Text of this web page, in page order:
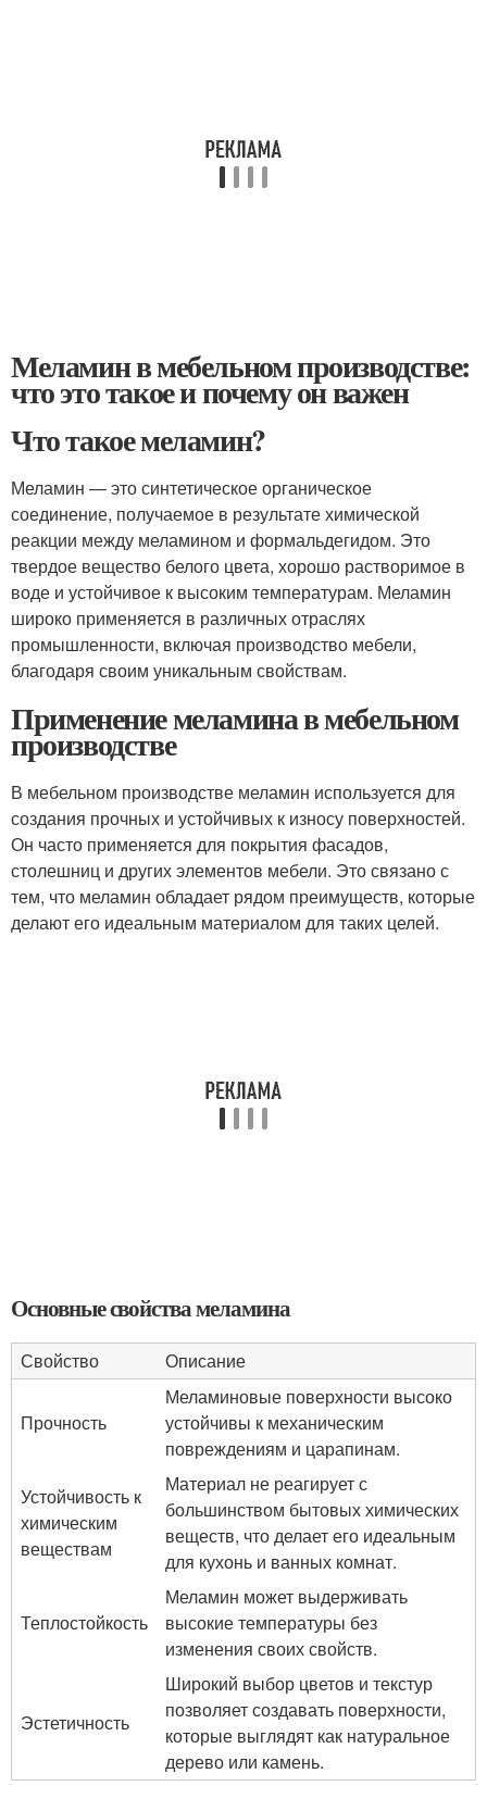
Меламин в мебельном производстве:
что это такое и почему он важен
Что такое меламин?
Меламин — это синтетическое органическое
соединение, получаемое в результате химической
реакции между меламином и формальдегидом. Это
твердое вещество белого цвета, хорошо растворимое в
воде и устойчивое к высоким температурам. Меламин
широко применяется в различных отраслях
промышленности, включая производство мебели,
благодаря своим уникальным свойствам.
Применение меламина в мебельном
производстве
В мебельном производстве меламин используется для
создания прочных и устойчивых к износу поверхностей.
Он часто применяется для покрытия фасадов,
столешниц и других элементов мебели. Это связано с
тем, что меламин обладает рядом преимуществ, которые
делают его идеальным материалом для таких целей.
Основные свойства меламина
Свойство Описание
Прочность
Меламиновые поверхности высоко
устойчивы к механическим
повреждениям и царапинам.
Устойчивость к
химическим
веществам
Материал не реагирует с
большинством бытовых химических
веществ, что делает его идеальным
для кухонь и ванных комнат.
Теплостойкость
Меламин может выдерживать
высокие температуры без
изменения своих свойств.
Эстетичность
Широкий выбор цветов и текстур
позволяет создавать поверхности,
которые выглядят как натуральное
дерево или камень.